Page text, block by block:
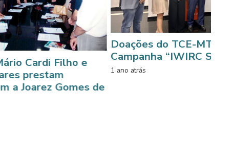
Filho e
Gomes de
Doações do TCE-MT reforçam
Campanha “IWIRC Solidário”